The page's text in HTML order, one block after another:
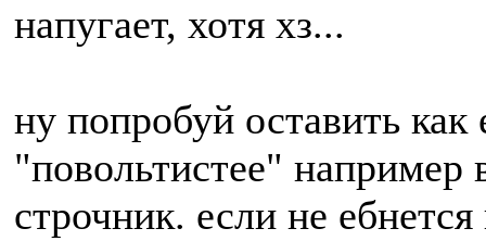
напугает, хотя хз...
ну попробуй оставить как
"повольтистее"
строчник. если не